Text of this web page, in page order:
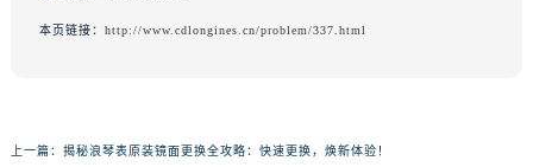
本页链接： http://www.cdlongines.cn/problem/337.html
上一篇： 揭秘浪琴表原装镜面更换全攻略：快速更换，焕新体验！